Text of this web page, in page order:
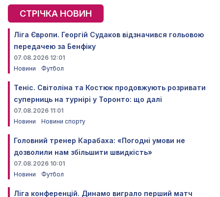
СТРІЧКА НОВИН
Ліга Європи. Георгій Судаков відзначився гольовою
передачею за Бенфіку
07.08.2026 12:01
Новини
Футбол
Теніс. Світоліна та Костюк продовжують розривати
суперниць на турнірі у Торонто: що далі
07.08.2026 11:01
Новини
Новини спорту
Головний тренер Карабаха: «Погодні умови не
дозволили нам збільшити швидкість»
07.08.2026 10:01
Новини
Футбол
Ліга конференцій. Динамо виграло перший матч